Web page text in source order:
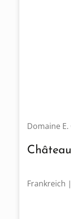
Domaine E.
Frankreich